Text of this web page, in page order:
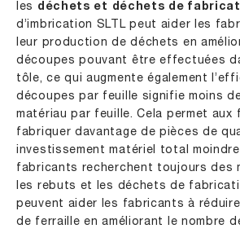
les déchets et déchets de
d’imbrication SLTL peut aider les
leur production de déchets en
découpes pouvant être effectuées
tôle, ce qui augmente également
découpes par feuille signifie moins
matériau par feuille. Cela permet aux
fabriquer davantage de pièces de
investissement matériel total
fabricants recherchent toujours des
les rebuts et les déchets de
peuvent aider les fabricants à
de ferraille en améliorant le nombre